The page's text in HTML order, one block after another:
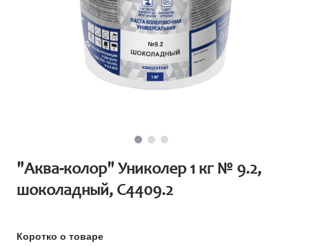
"Аква-колор" Униколер 1 кг № 9.2,
шоколадный, С4409.2
Коротко о товаре